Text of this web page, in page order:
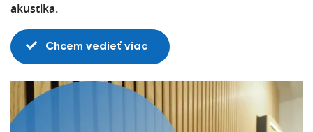
akustika.
Chcem vedieť viac